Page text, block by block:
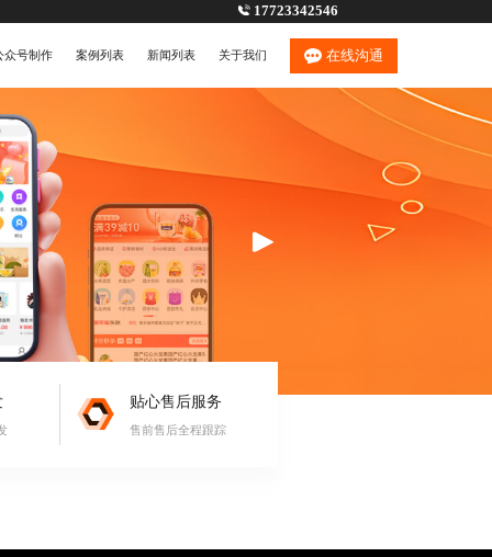
17723342546
众号制作 案例列表 新闻列表 关于我们 在线沟通
贴心售后服务
售前售后全程跟踪